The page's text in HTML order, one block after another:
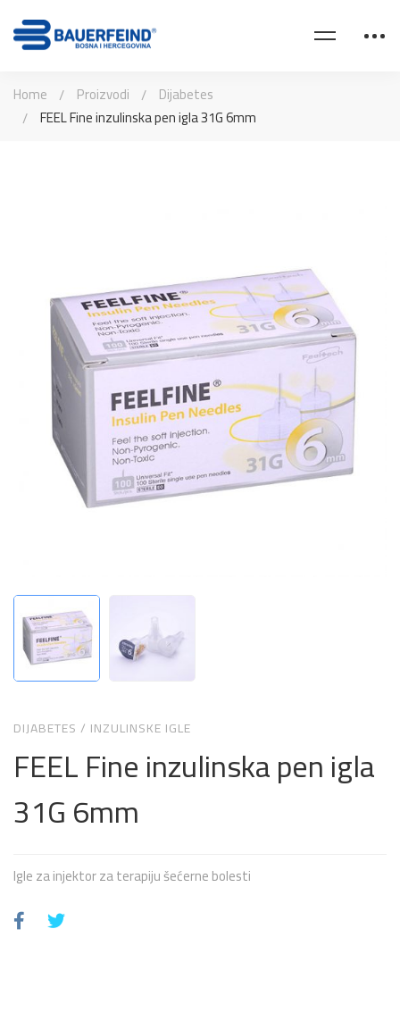
Home Proizvodi
Dijabetes
FEEL Fine inzulinska pen igla 31G 6mm
DIJABETES / INZULINSKE IGLE
FEEL Fine inzulinska pen igla
31G 6mm
Igle za injektor za terapiju šećerne bolesti